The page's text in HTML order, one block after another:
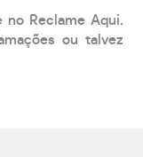
no Reclame Aqui.
ou talvez